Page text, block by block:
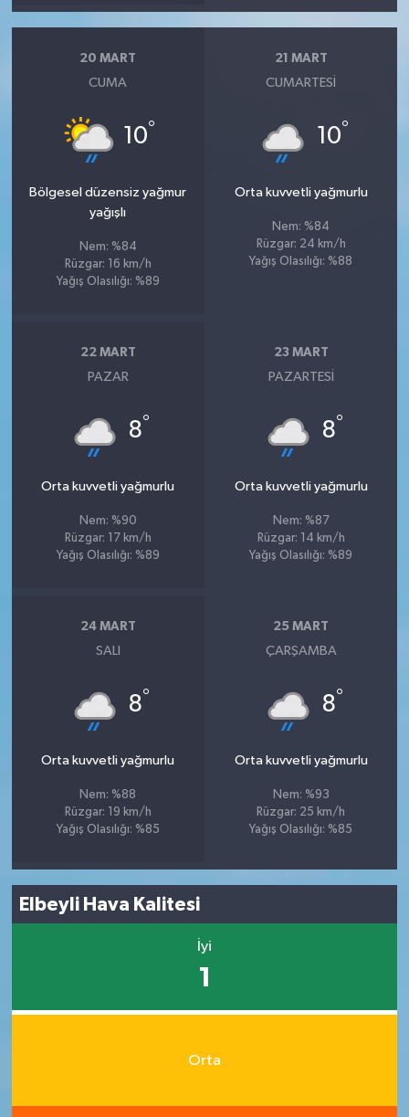
20 MART
CUMA
10°
Bölgesel düzensiz yağmur
yağışlı
Nem: %84
Rüzgar: 16 km/h
Yağış Olasılığı: %89
21 MART
CUMARTESI
10°
Orta kuvvetli yağmurlu
Nem: %84
Rüzgar: 24 km/h
Yağış Olasılığı: %88
22 MART
PAZAR
8°
Orta kuvvetli yağmurlu
Nem: %90
Rüzgar: 17 km/h
Yağış Olasılığı: %89
23 MART
PAZARTESI
8°
Orta kuvvetli yağmurlu
Nem: %87
Rüzgar: 14 km/h
Yağış Olasılığı: %89
24 MART
SALI
8°
Orta kuvvetli yağmurlu
Nem: %88
Rüzgar: 19 km/h
Yağış Olasılığı: %85
25 MART
ÇARŞAMBA
8°
Orta kuvvetli yağmurlu
Nem: %93
Rüzgar: 25 km/h
Yağış Olasılığı: %85
Elbeyli Hava Kalitesi
İyi
1
Orta